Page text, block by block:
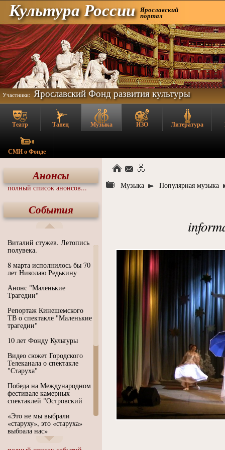
Культура России Ярославский
портал
Участники: Ярославский Фонд развития культуры
Театр Танец Музыка ИЗО Литература
СМИ о Фонде
Анонсы
полный список анонсов...
События
Виталий стужев. Летопись
полувека.
8 марта исполнилось бы 70
лет Николаю Редькину
Анонс "Маленькие
Трагедии"
Репортаж Кинешемского
ТВ о спектакле "Маленькие
трагедии"
10 лет Фонду Культуры
Видео сюжет Городского
Телеканала о спектакле
"Старуха"
Победа на Международном
фестивале камерных
спектаклей "Островский
«Это не мы выбрали
«старуху», это «старуха»
выбрала нас»
Иммерсивный спектакль
Музыка Популярная музыка